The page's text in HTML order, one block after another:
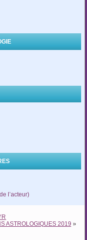
l’acteur)
ASTROLOGIQUES 2019 »